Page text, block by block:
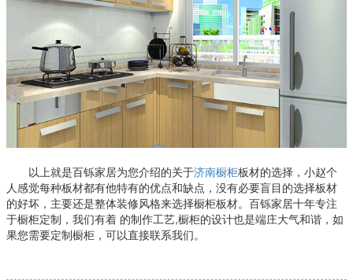
以上就是百铄家居为您介绍的关于济南橱柜板材的选择，小赵个
人感觉每种板材都有他特有的优点和缺点，没有必要盲目的选择板材
的好坏，主要还是整体装修风格来选择橱柜板材。百铄家居十年专注
于橱柜定制，我们有着 的制作工艺,橱柜的设计也是端庄大气和谐，如
果您需要定制橱柜，可以直接联系我们。